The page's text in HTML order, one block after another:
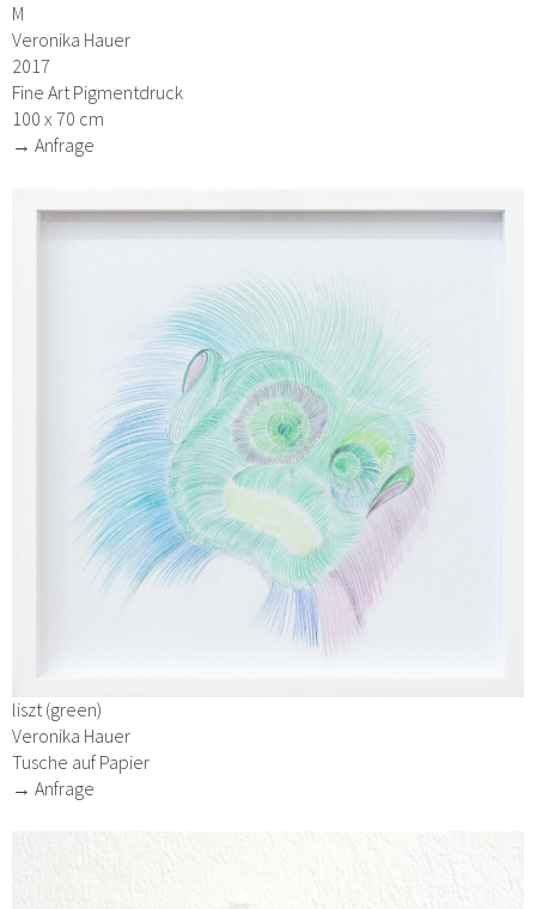
M
Veronika Hauer
2017
Fine Art Pigmentdruck
100 x 70 cm
→ Anfrage
liszt (green)
Veronika Hauer
Tusche auf Papier
→ Anfrage